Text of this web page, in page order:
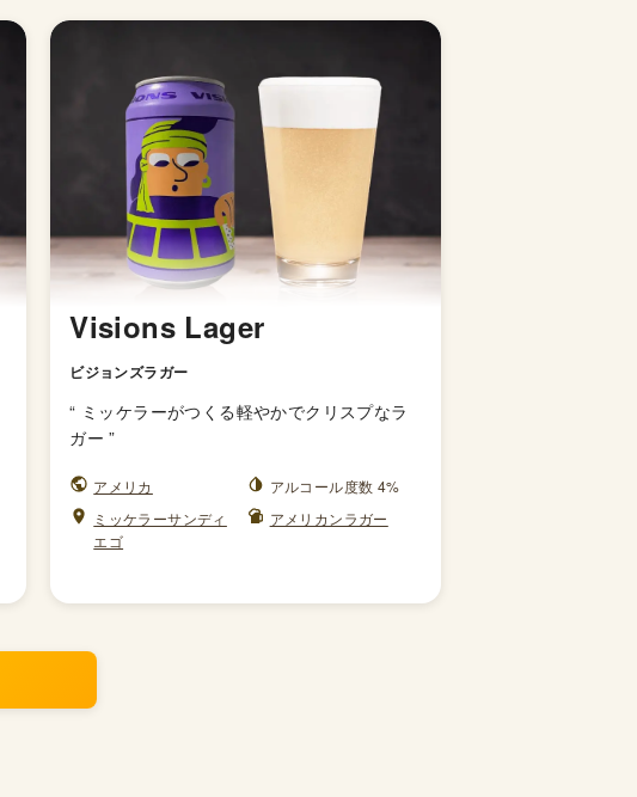
Visions Lager
ビジョンズラガー
“ ミッケラーがつくる軽やかでクリスプなラ
ガー ”
アメリカ
アルコール度数 4%
ミッケラーサンディ
エゴ
アメリカンラガー